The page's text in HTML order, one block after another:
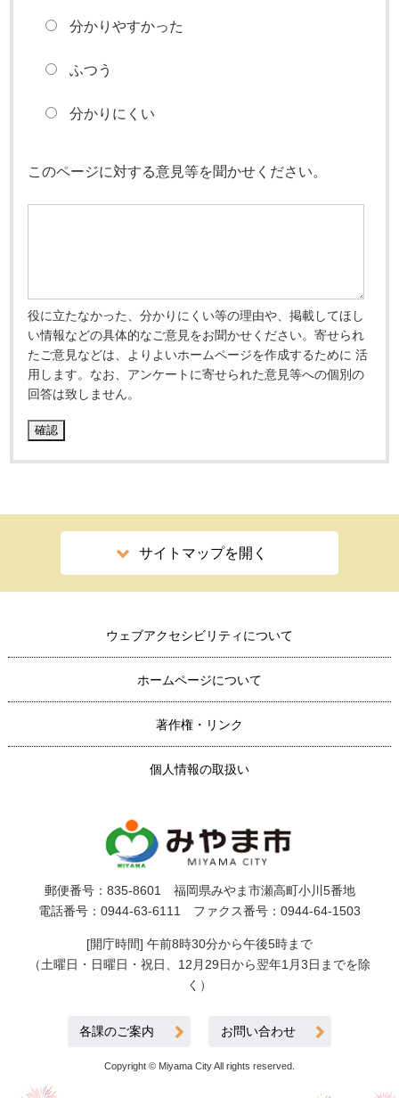
分かりやすかった
ふつう
分かりにくい
このページに対する意見等を聞かせください。
役に立たなかった、分かりにくい等の理由や、掲載してほし
い情報などの具体的なご意見をお聞かせください。寄せられ
たご意見などは、よりよいホームページを作成するために 活
用します。なお、アンケートに寄せられた意見等への個別の
回答は致しません。
サイトマップを開く
ウェブアクセシビリティについて
ホームページについて
著作権・リンク
個人情報の取扱い
郵便番号：835-8601 福岡県みやま市瀬高町小川5番地
電話番号：0944-63-6111 ファクス番号：0944-64-1503
[開庁時間] 午前8時30分から午後5時まで
（土曜日・日曜日・祝日、12月29日から翌年1月3日までを除
く）
各課のご案内 お問い合わせ
Copyright © Miyama City All rights reserved.